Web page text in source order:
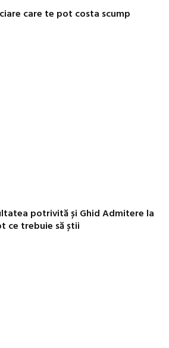
care te pot costa scump
potrivită și Ghid Admitere la
ce trebuie să știi